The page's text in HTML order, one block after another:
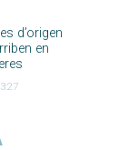
d’origen
en